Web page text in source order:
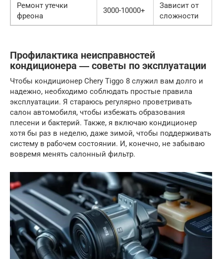
Ремонт утечки
фреона
3000-10000+
Зависит от
сложности
Профилактика неисправностей
кондиционера ― советы по эксплуатации
Чтобы кондиционер Chery Tiggo 8 служил вам долго и
надежно, необходимо соблюдать простые правила
эксплуатации. Я стараюсь регулярно проветривать
салон автомобиля, чтобы избежать образования
плесени и бактерий. Также, я включаю кондиционер
хотя бы раз в неделю, даже зимой, чтобы поддерживать
систему в рабочем состоянии. И, конечно, не забываю
вовремя менять салонный фильтр.